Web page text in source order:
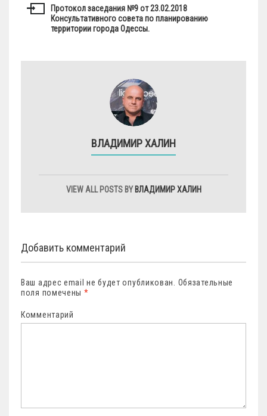
Протокол заседания №9 от 23.02.2018
Консультативного совета по планированию
территории города Одессы.
ВЛАДИМИР ХАЛИН
VIEW ALL POSTS BY ВЛАДИМИР ХАЛИН
Добавить комментарий
Ваш адрес email не будет опубликован. Обязательные
поля помечены *
Комментарий